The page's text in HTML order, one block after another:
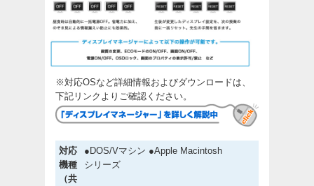
※対応OSなど詳細情報およびダウンロードは、
下記リンクよりご確認ください。
対応
機種
（共
●DOS/Vマシン ●Apple Macintosh
シリーズ